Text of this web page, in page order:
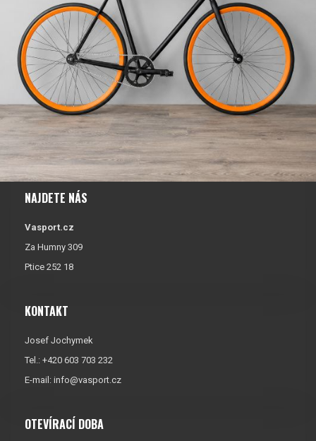
NAJDETE NÁS
Vasport.cz
Za Humny 309
Ptice 252 18
KONTAKT
Josef Jochymek
Tel.: +420 603 703 232
E-mail: info@vasport.cz
OTEVÍRACÍ DOBA